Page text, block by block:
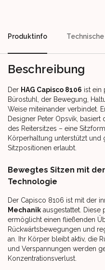
Produktinfo
Beschreibung
Der HAG Capisco 8106 ist ein
Bürostuhl, der Bewegung,
Weise miteinander verbindet.
Designer Peter Opsvik,
des Reitersitzes – eine
Körperhaltung unterstützt und
Sitzpositionen erlaubt.
Bewegtes Sitzen mit
Technologie
Der Capisco 8106 ist mit der
Mechanik ausgestattet. Diese
ermöglicht einen fließenden
Rückwärtsbewegungen und
an. Ihr Körper bleibt aktiv, die
und Verspannungen werden
Konzentrationsverlust.